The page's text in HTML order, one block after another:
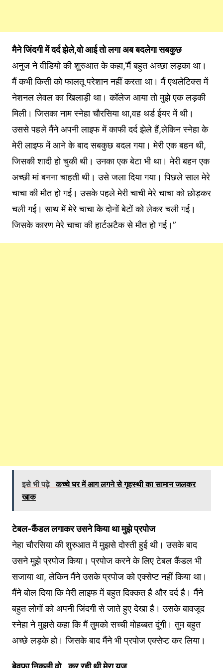
मैने जिंदगी में दर्द झेले,वो आई तो लगा अब बदलेगा सबकुछ
अनुज ने वीडियो की शुरुआत के कहा,’मैं बहुत अच्छा लड़का था।
मैं कभी किसी को फालतू परेशान नहीं करता था। मैं एथलेटिक्स में
नेशनल लेवल का खिलाड़ी था। कॉलेज आया तो मुझे एक लड़की
मिली। जिसका नाम स्नेहा चौरसिया था,वह थर्ड ईयर में थी।
उससे पहले मैंने अपनी लाइफ में काफी दर्द झेले हैं,लेकिन स्नेहा के
मेरी लाइफ में आने के बाद सबकुछ बदल गया। मेरी एक बहन थी,
जिसकी शादी हो चुकी थी। उनका एक बेटा भी था। मेरी बहन एक
अच्छी मां बनना चाहती थी। उसे जला दिया गया। पिछले साल मेरे
चाचा की मौत हो गई। उसके पहले मेरी चाची मेरे चाचा को छोड़कर
चली गई। साथ में मेरे चाचा के दोनों बेटों को लेकर चली गई।
जिसके कारण मेरे चाचा की हार्टअटैक से मौत हो गई।”
इसे भी पढ़े कच्चे घर में आग लगने से गृहस्थी का सामान जलकर
खाक
टेबल-कैंडल लगाकर उसने किया था मुझे प्रपोज
नेहा चौरसिया की शुरुआत में मुझसे दोस्ती हुई थी। उसके बाद
उसने मुझे प्रपोज किया। प्रपोज करने के लिए टेबल कैंडल भी
सजाया था, लेकिन मैंने उसके प्रपोज को एक्सेप्ट नहीं किया था।
मैंने बोल दिया कि मेरी लाइफ में बहुत दिक्कत है और दर्द है। मैंने
बहुत लोगों को अपनी जिंदगी से जाते हुए देखा है। उसके बावजूद
स्नेहा ने मुझसे कहा कि मैं तुमको सच्ची मोहब्बत दूंगी। तुम बहुत
अच्छे लड़के हो। जिसके बाद मैंने भी प्रपोज एक्सेप्ट कर लिया।